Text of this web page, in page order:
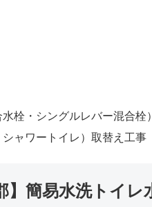
栓・シングルレバー混合栓）
ャワートイレ）取替え工事
】簡易水洗トイレ